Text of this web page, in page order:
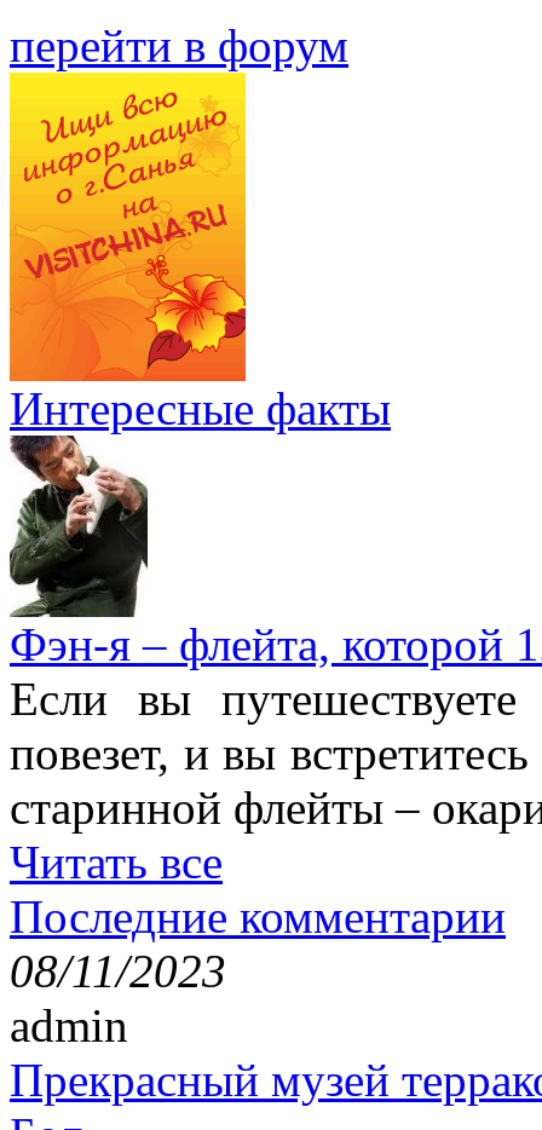
перейти в форум
Интересные факты
Фэн-я – флейта, которой
Если вы
повезет, и вы
старинной флейты –
Читать все
Последние комментарии
08/11/2023
admin
Прекрасный музей